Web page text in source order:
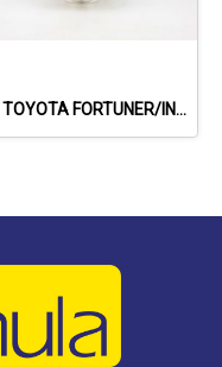
B/W TOYOTA FORTUNER/INNOVA'08 (ตู้หลัง) DENSO